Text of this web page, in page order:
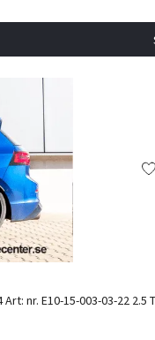
nr. E10-15-003-03-22 2.5